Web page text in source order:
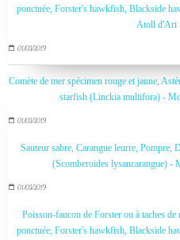
ponctuée, Forster's hawkfish, Blackside
Atoll d'Ari
01/03/2019
Comète de mer spécimen rouge et jaune,
starfish (Linckia multifora) -
01/03/2019
Sauteur sabre, Carangue leurre, Pompre,
(Scomberoides lysancarangue)
01/03/2019
Poisson-faucon de Forster ou à taches
ponctuée, Forster's hawkfish, Blackside